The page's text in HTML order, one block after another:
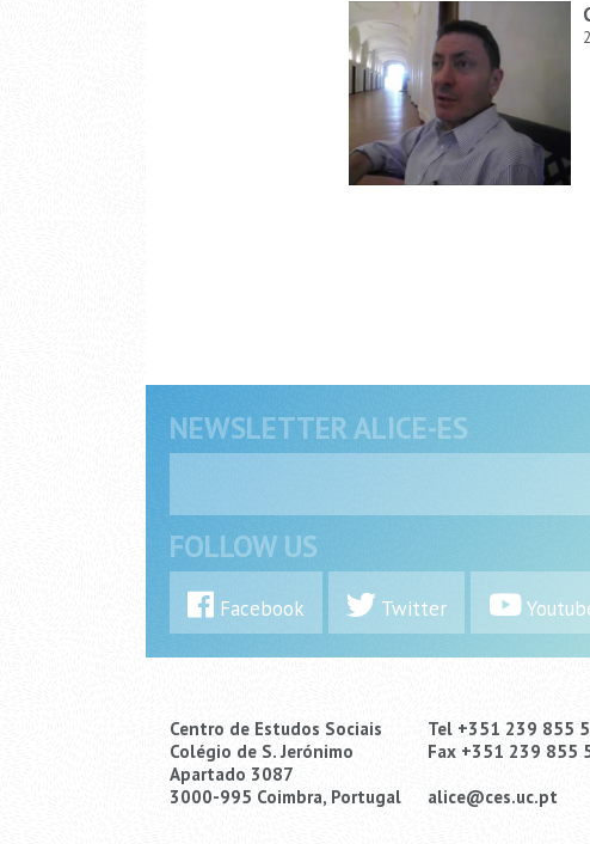
NEWSLETTER ALICE-ES
FOLLOW US
Facebook Twitter
Centro de Estudos Sociais
Colégio de S. Jerónimo
Apartado 3087
3000-995 Coimbra, Portugal
Tel +351 239 855
Fax +351 239 855
alice@ces.uc.pt